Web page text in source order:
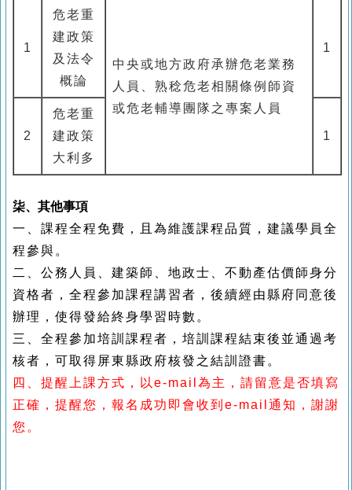
1
危老重
建政策
及法令
概論
中央或地方政府承辦危老業務
人員、熟稔危老相關條例師資
或危老輔導團隊之專案人員
1
2
危老重
建政策
大利多
1
柒、其他事項
一、課程全程免費，且為維護課程品質，建議學員全
程參與。
二、公務人員、建築師、地政士、不動產估價師身分
資格者，全程參加課程講習者，後續經由縣府同意後
辦理，使得發給終身學習時數。
三、全程參加培訓課程者，培訓課程結束後並通過考
核者，可取得屏東縣政府核發之結訓證書。
四、提醒上課方式，以e-mail為主，請留意是否填寫
正確，提醒您，報名成功即會收到e-mail通知，謝謝
您。